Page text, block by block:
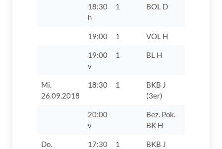
18:30
h
1 BOL D
19:00 1 VOL H
19:00
v
1 BL H
Mi.
26.09.2018
18:30 1
BKB J
(3er)
20:00
v
Bez. Pok.
BK H
Do.
17:30 1
BKB J